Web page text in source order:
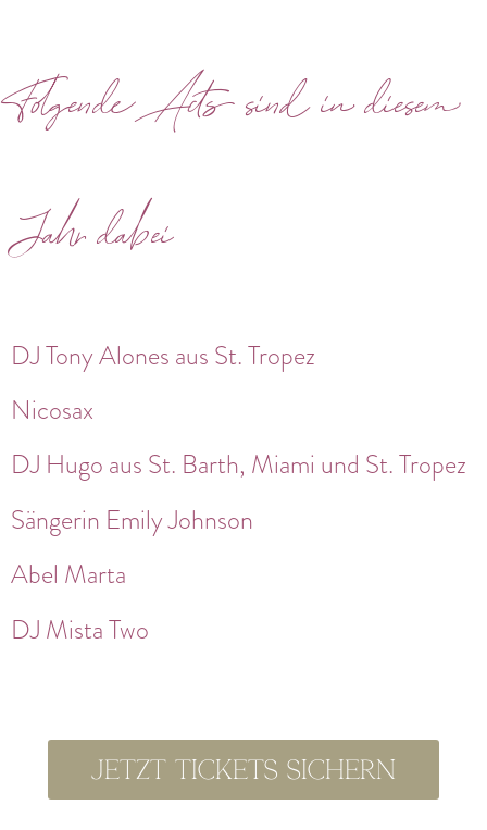
Folgende Acts sind in diesem
Jahr dabei
DJ Tony Alones aus St. Tropez
Nicosax
DJ Hugo aus St. Barth, Miami und St. Tropez
Sängerin Emily Johnson
Abel Marta
DJ Mista Two
Jetzt Tickets sichern